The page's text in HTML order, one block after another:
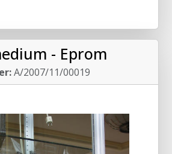
- Eprom
A/2007/11/00019